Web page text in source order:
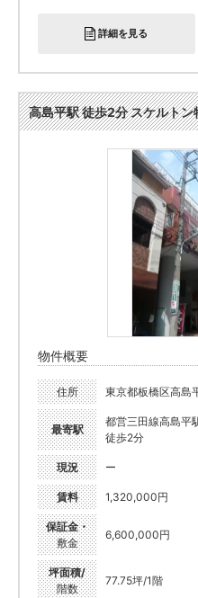
詳細を見る
高島平駅 徒歩2分 スケルト
物件概要
住所 東京都板橋区高島
最寄駅
都営三田線高島平
徒歩2分
現況 ー
賃料 1,320,000円
保証金・
敷金
6,600,000円
坪面積/
階数
77.75坪/1階